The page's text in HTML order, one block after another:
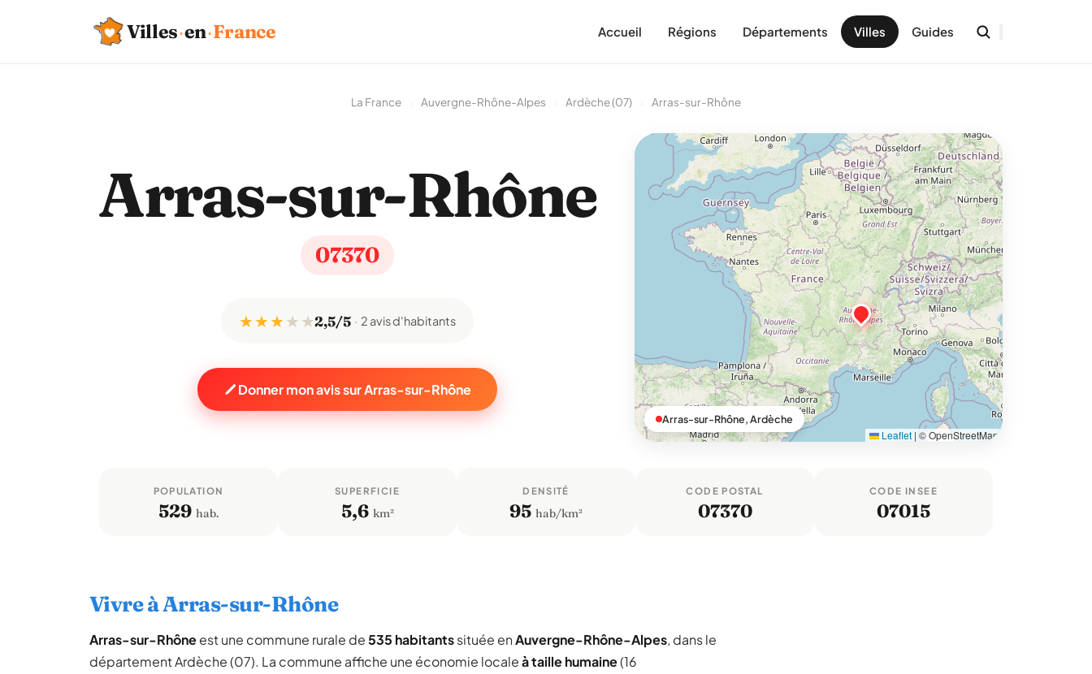
Villes·en·France Accueil Régions Départements Villes Guides
La France Auvergne-Rhône-Alpes Ardèche (07) Arras-sur-Rhône
Arras-sur-Rhône
07370
★ ★ ★★ ★2,5/5 2 avis d'habitants
Donner mon avis sur Arras-sur-Rhône
Leaflet | © OpenStreetMap
Arras-sur-Rhône, Ardèche
POPULATION
529 hab.
SUPERFICIE
5,6 km²
DENSITÉ
95 hab/km²
CODE POSTAL
07370
CODE INSEE
07015
Vivre à Arras-sur-Rhône
Arras-sur-Rhôneest une commune rurale de535 habitantssituée enAuvergne-Rhône-Alpes, dans le
département Ardèche (07). La commune affiche une économie localeà taille humaine(16